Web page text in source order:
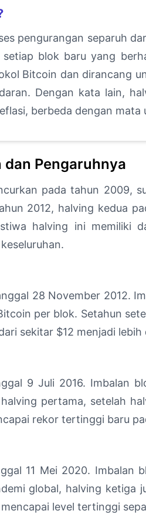
pengurangan separuh
blok baru yang
Bitcoin dan dirancang
Dengan kata lain,
berbeda dengan
Pengaruhnya
pada tahun 2009,
2012, halving kedua
halving ini memiliki
28 November 2012.
per blok. Setahun
sekitar $12 menjadi lebih
9 Juli 2016. Imbalan
pertama, setelah
rekor tertinggi baru
11 Mei 2020. Imbalan
global, halving ketiga
level tertinggi